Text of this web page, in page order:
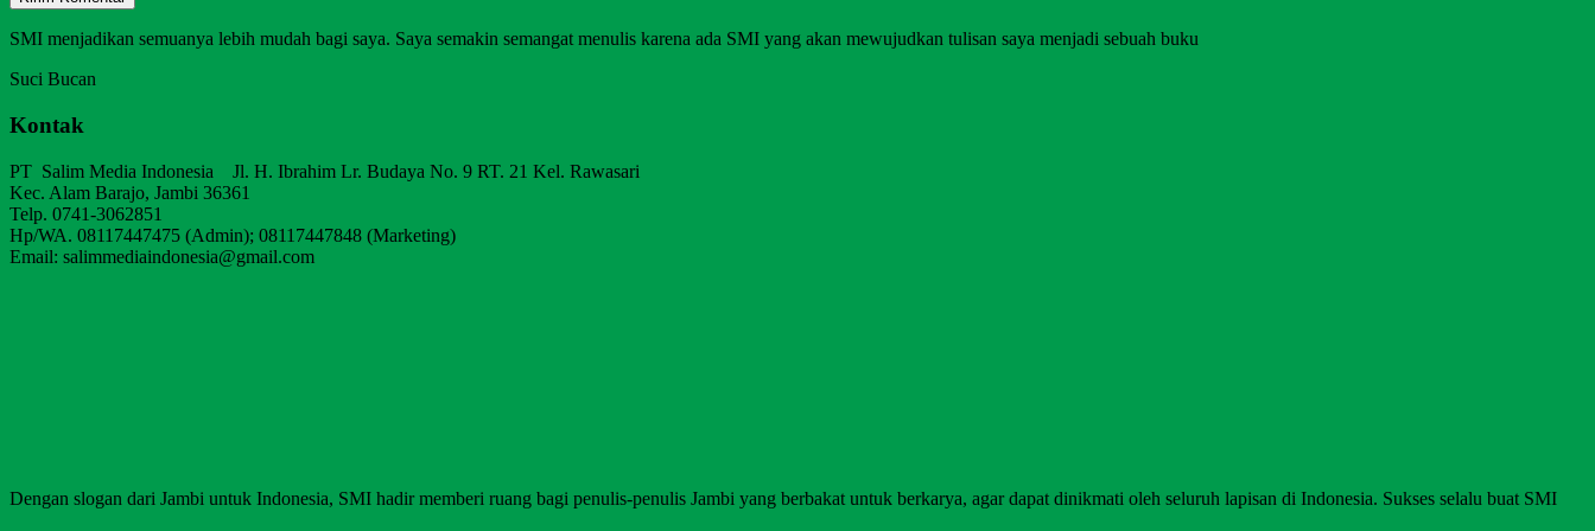
SMI menjadikan semuanya lebih mudah bagi saya. Saya semakin semangat menulis karena ada SMI yang akan mewujudkan tulisan saya menjadi sebuah buku
Suci Bucan
Kontak
PT Salim Media Indonesia Jl. H. Ibrahim Lr. Budaya No. 9 RT. 21 Kel. Rawasari
Kec. Alam Barajo, Jambi 36361
Telp. 0741-3062851
Hp/WA. 08117447475 (Admin); 08117447848 (Marketing)
Email: salimmediaindonesia@gmail.com
Dengan slogan dari Jambi untuk Indonesia, SMI hadir memberi ruang bagi penulis-penulis Jambi yang berbakat untuk berkarya, agar dapat dinikmati oleh seluruh lapisan di Indonesia. Sukses selalu buat SMI